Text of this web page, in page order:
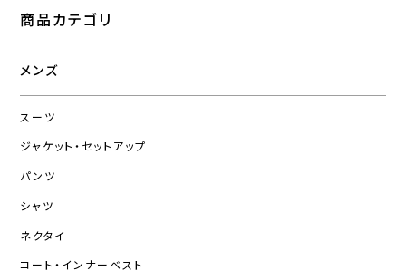
商品カテゴリ
メンズ
スーツ
ジャケット・セットアップ
パンツ
シャツ
ネクタイ
コート・インナーベスト